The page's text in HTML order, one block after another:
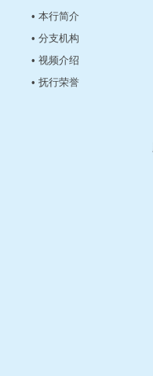
• 本行简介
• 分支机构
• 视频介绍
• 抚行荣誉